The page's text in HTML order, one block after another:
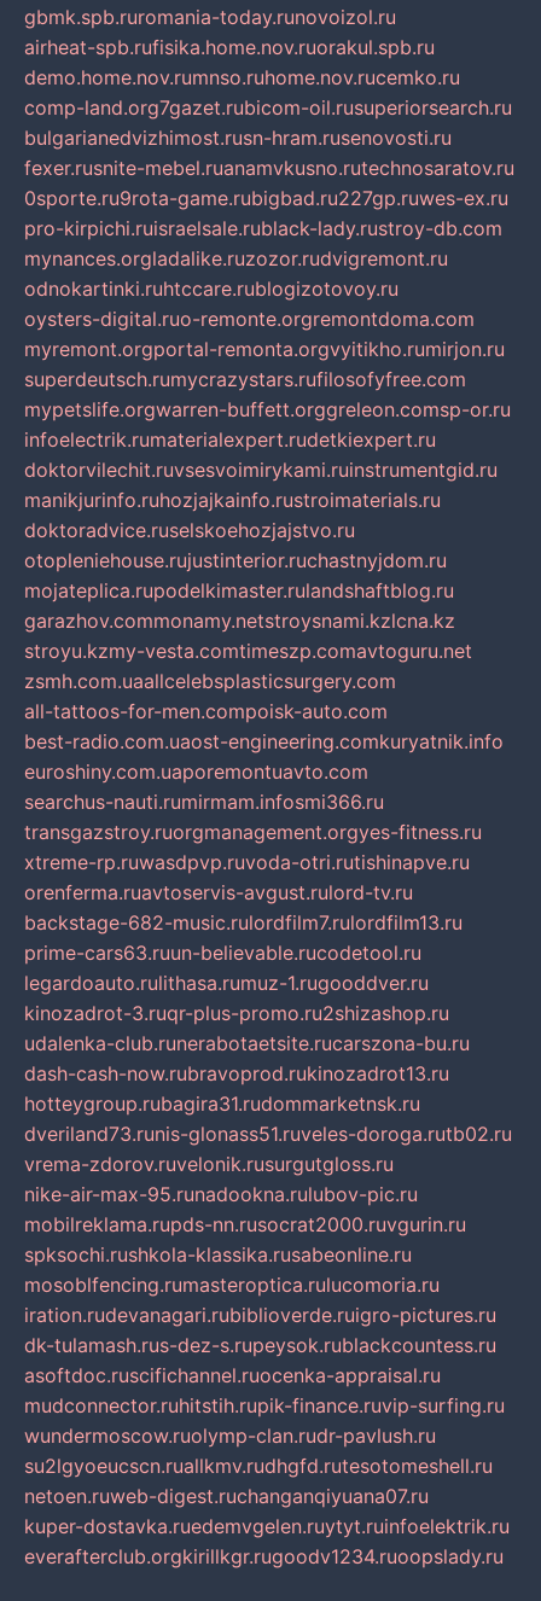
gbmk.spb.ruromania-today.runovoizol.ru
airheat-spb.rufisika.home.nov.ruorakul.spb.ru
demo.home.nov.rumnso.ruhome.nov.rucemko.ru
comp-land.org7gazet.rubicom-oil.rusuperiorsearch.ru
bulgarianedvizhimost.rusn-hram.rusenovosti.ru
fexer.rusnite-mebel.ruanamvkusno.rutechnosaratov.ru
0sporte.ru9rota-game.rubigbad.ru227gp.ruwes-ex.ru
pro-kirpichi.ruisraelsale.rublack-lady.rustroy-db.com
mynances.orgladalike.ruzozor.rudvigremont.ru
odnokartinki.ruhtccare.rublogizotovoy.ru
oysters-digital.ruo-remonte.orgremontdoma.com
myremont.orgportal-remonta.orgvyitikho.rumirjon.ru
superdeutsch.rumycrazystars.rufilosofyfree.com
mypetslife.orgwarren-buffett.orggreleon.comsp-or.ru
infoelectrik.rumaterialexpert.rudetkiexpert.ru
doktorvilechit.ruvsesvoimirykami.ruinstrumentgid.ru
manikjurinfo.ruhozjajkainfo.rustroimaterials.ru
doktoradvice.ruselskoehozjajstvo.ru
otopleniehouse.rujustinterior.ruchastnyjdom.ru
mojateplica.rupodelkimaster.rulandshaftblog.ru
garazhov.commonamy.netstroysnami.kzlcna.kz
stroyu.kzmy-vesta.comtimeszp.comavtoguru.net
zsmh.com.uaallcelebsplasticsurgery.com
all-tattoos-for-men.compoisk-auto.com
best-radio.com.uaost-engineering.comkuryatnik.info
euroshiny.com.uaporemontuavto.com
searchus-nauti.rumirmam.infosmi366.ru
transgazstroy.ruorgmanagement.orgyes-fitness.ru
xtreme-rp.ruwasdpvp.ruvoda-otri.rutishinapve.ru
orenferma.ruavtoservis-avgust.rulord-tv.ru
backstage-682-music.rulordfilm7.rulordfilm13.ru
prime-cars63.ruun-believable.rucodetool.ru
legardoauto.rulithasa.rumuz-1.rugooddver.ru
kinozadrot-3.ruqr-plus-promo.ru2shizashop.ru
udalenka-club.runerabotaetsite.rucarszona-bu.ru
dash-cash-now.rubravoprod.rukinozadrot13.ru
hotteygroup.rubagira31.rudommarketnsk.ru
dveriland73.runis-glonass51.ruveles-doroga.rutb02.ru
vrema-zdorov.ruvelonik.rusurgutgloss.ru
nike-air-max-95.runadookna.rulubov-pic.ru
mobilreklama.rupds-nn.rusocrat2000.ruvgurin.ru
spksochi.rushkola-klassika.rusabeonline.ru
mosoblfencing.rumasteroptica.rulucomoria.ru
iration.rudevanagari.rubiblioverde.ruigro-pictures.ru
dk-tulamash.rus-dez-s.rupeysok.rublackcountess.ru
asoftdoc.ruscifichannel.ruocenka-appraisal.ru
mudconnector.ruhitstih.rupik-finance.ruvip-surfing.ru
wundermoscow.ruolymp-clan.rudr-pavlush.ru
su2lgyoeucscn.ruallkmv.rudhgfd.rutesotomeshell.ru
netoen.ruweb-digest.ruchanganqiyuana07.ru
kuper-dostavka.ruedemvgelen.ruytyt.ruinfoelektrik.ru
everafterclub.orgkirillkgr.rugoodv1234.ruoopslady.ru